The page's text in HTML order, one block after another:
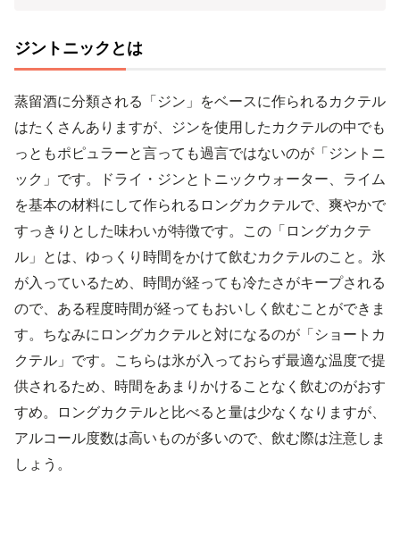
ジントニックとは
蒸留酒に分類される「ジン」をベースに作られるカクテル
はたくさんありますが、ジンを使用したカクテルの中でも
っともポピュラーと言っても過言ではないのが「ジントニ
ック」です。ドライ・ジンとトニックウォーター、ライム
を基本の材料にして作られるロングカクテルで、爽やかで
すっきりとした味わいが特徴です。この「ロングカクテ
ル」とは、ゆっくり時間をかけて飲むカクテルのこと。氷
が入っているため、時間が経っても冷たさがキープされる
ので、ある程度時間が経ってもおいしく飲むことができま
す。ちなみにロングカクテルと対になるのが「ショートカ
クテル」です。こちらは氷が入っておらず最適な温度で提
供されるため、時間をあまりかけることなく飲むのがおす
すめ。ロングカクテルと比べると量は少なくなりますが、
アルコール度数は高いものが多いので、飲む際は注意しま
しょう。